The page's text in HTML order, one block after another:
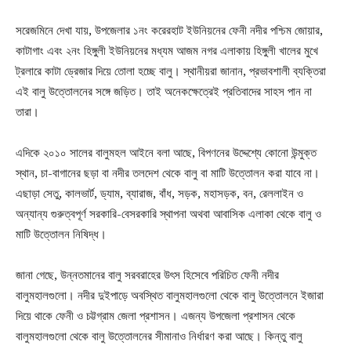
সরেজমিনে দেখা যায়, উপজেলার ১নং করেরহাট ইউনিয়নের ফেনী নদীর পশ্চিম জোয়ার,
কাটাগাং এবং ২নং হিঙ্গুলী ইউনিয়নের মধ্যম আজম নগর এলাকায় হিঙ্গুলী খালের মুখে
ট্রলারে কাটা ড্রেজার দিয়ে তোলা হচ্ছে বালু। স্থানীয়রা জানান, প্রভাবশালী ব্যক্তিরা
এই বালু উত্তোলনের সঙ্গে জড়িত। তাই অনেকক্ষেত্রেই প্রতিবাদের সাহস পান না
তারা।
এদিকে ২০১০ সালের বালুমহল আইনে বলা আছে, বিপণনের উদ্দেশ্যে কোনো উন্মুক্ত
স্থান, চা-বাগানের ছড়া বা নদীর তলদেশ থেকে বালু বা মাটি উত্তোলন করা যাবে না।
এছাড়া সেতু, কালভার্ট, ড্যাম, ব্যারাজ, বাঁধ, সড়ক, মহাসড়ক, বন, রেললাইন ও
অন্যান্য গুরুত্বপূর্ণ সরকারি-বেসরকারি স্থাপনা অথবা আবাসিক এলাকা থেকে বালু ও
মাটি উত্তোলন নিষিদ্ধ।
জানা গেছে, উন্নতমানের বালু সরবরাহের উৎস হিসেবে পরিচিত ফেনী নদীর
বালুমহালগুলো। নদীর দুইপাড়ে অবস্থিত বালুমহালগুলো থেকে বালু উত্তোলনে ইজারা
দিয়ে থাকে ফেনী ও চট্টগ্রাম জেলা প্রশাসন। এজন্য উপজেলা প্রশাসন থেকে
বালুমহালগুলো থেকে বালু উত্তোলনের সীমানাও নির্ধারণ করা আছে। কিন্তু বালু